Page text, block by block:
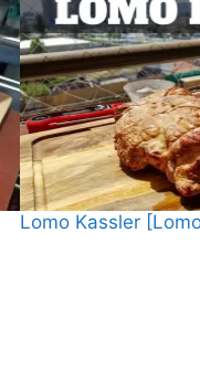
Lomo Kassler